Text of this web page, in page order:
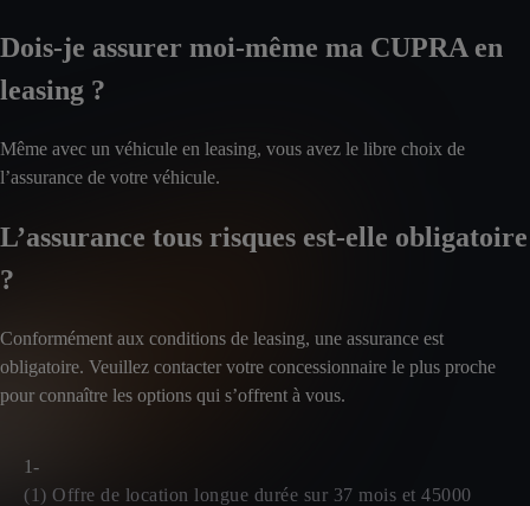
Dois-je assurer moi-même ma CUPRA en
leasing ?
Même avec un véhicule en leasing, vous avez le libre choix de
l’assurance de votre véhicule.
L’assurance tous risques est-elle obligatoire
?
Conformément aux conditions de leasing, une assurance est
obligatoire. Veuillez contacter votre concessionnaire le plus proche
pour connaître les options qui s’offrent à vous.
1-
(1) Offre de location longue durée sur 37 mois et 45000